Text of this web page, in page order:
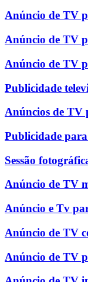
Anúncio de TV
Anúncio de TV
Anúncio de TV
Publicidade
Anúncios de TV
Publicidade
Sessão
Anúncio de TV
Anúncio e Tv
Anúncio de TV
Anúncio de TV